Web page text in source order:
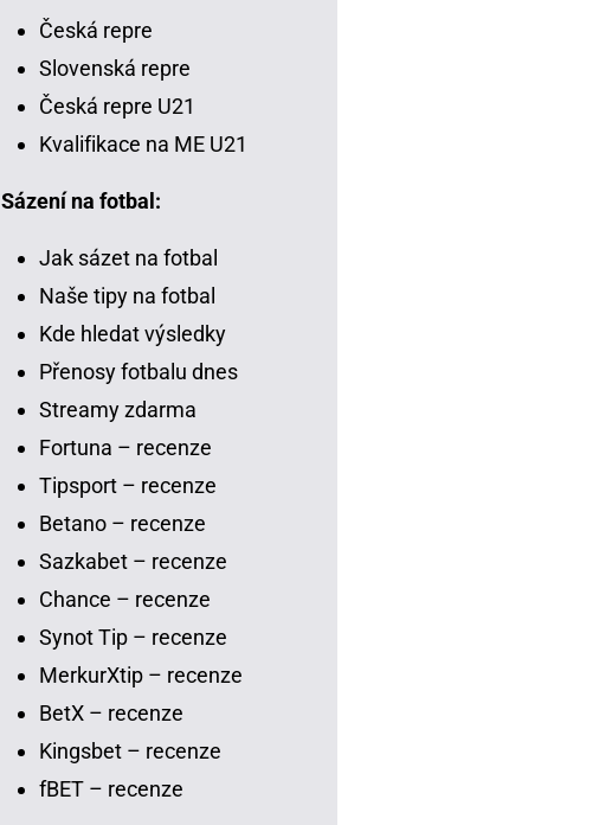
Česká repre
Slovenská repre
Česká repre U21
Kvalifikace na ME U21
Sázení na fotbal:
Jak sázet na fotbal
Naše tipy na fotbal
Kde hledat výsledky
Přenosy fotbalu dnes
Streamy zdarma
Fortuna – recenze
Tipsport – recenze
Betano – recenze
Sazkabet – recenze
Chance – recenze
Synot Tip – recenze
MerkurXtip – recenze
BetX – recenze
Kingsbet – recenze
fBET – recenze